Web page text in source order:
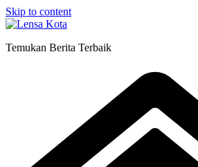
Skip to content
Temukan Berita Terbaik